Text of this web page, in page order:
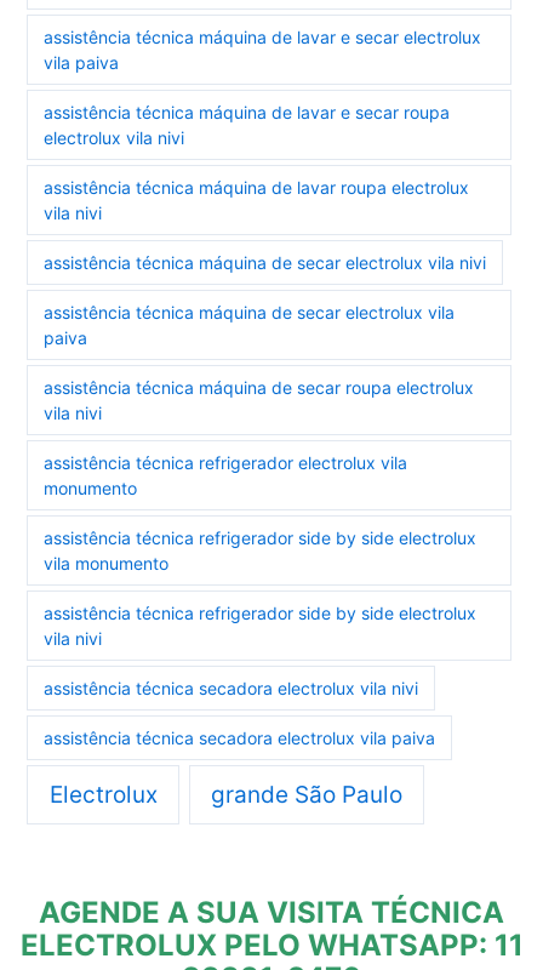
assistência técnica máquina de lavar e secar electrolux
vila paiva
assistência técnica máquina de lavar e secar roupa
electrolux vila nivi
assistência técnica máquina de lavar roupa electrolux
vila nivi
assistência técnica máquina de secar electrolux vila nivi
assistência técnica máquina de secar electrolux vila
paiva
assistência técnica máquina de secar roupa electrolux
vila nivi
assistência técnica refrigerador electrolux vila
monumento
assistência técnica refrigerador side by side electrolux
vila monumento
assistência técnica refrigerador side by side electrolux
vila nivi
assistência técnica secadora electrolux vila nivi
assistência técnica secadora electrolux vila paiva
Electrolux grande São Paulo
AGENDE A SUA VISITA TÉCNICA
ELECTROLUX PELO WHATSAPP: 11